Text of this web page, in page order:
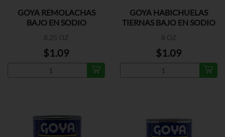
GOYA REMOLACHAS
BAJO EN SODIO
8.25 OZ
$1.09
GOYA HABICHUELAS
TIERNAS BAJO EN SODIO
8 OZ
$1.09